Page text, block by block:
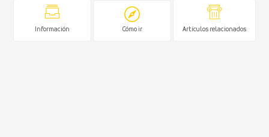
Información Cómo ir Artículos relacionados